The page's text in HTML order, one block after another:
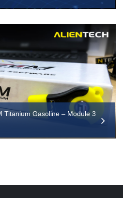
Titanium Gasoline – Module 3